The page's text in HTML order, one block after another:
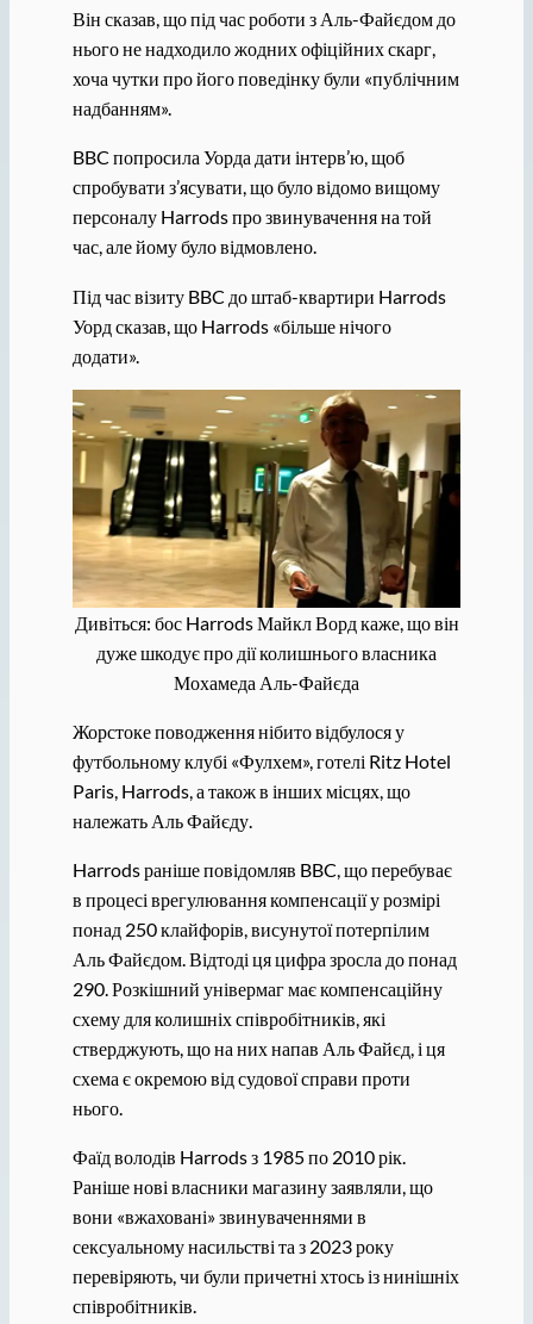
Він сказав, що під час роботи з Аль-Файєдом до
нього не надходило жодних офіційних скарг,
хоча чутки про його поведінку були «публічним
надбанням».
BBC попросила Уорда дати інтерв’ю, щоб
спробувати з’ясувати, що було відомо вищому
персоналу Harrods про звинувачення на той
час, але йому було відмовлено.
Під час візиту BBC до штаб-квартири Harrods
Уорд сказав, що Harrods «більше нічого
додати».
Дивіться: бос Harrods Майкл Ворд каже, що він
дуже шкодує про дії колишнього власника
Мохамеда Аль-Файєда
Жорстоке поводження нібито відбулося у
футбольному клубі «Фулхем», готелі Ritz Hotel
Paris, Harrods, а також в інших місцях, що
належать Аль Файєду.
Harrods раніше повідомляв BBC, що перебуває
в процесі врегулювання компенсації у розмірі
понад 250 клайфорів, висунутої потерпілим
Аль Файєдом. Відтоді ця цифра зросла до понад
290. Розкішний універмаг має компенсаційну
схему для колишніх співробітників, які
стверджують, що на них напав Аль Файєд, і ця
схема є окремою від судової справи проти
нього.
Фаїд володів Harrods з 1985 по 2010 рік.
Раніше нові власники магазину заявляли, що
вони «вжаховані» звинуваченнями в
сексуальному насильстві та з 2023 року
перевіряють, чи були причетні хтось із нинішніх
співробітників.